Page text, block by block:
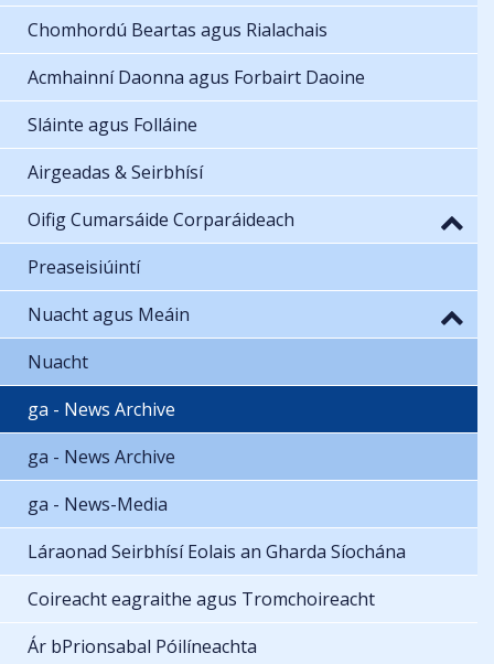
Chomhordú Beartas agus Rialachais
Acmhainní Daonna agus Forbairt Daoine
Sláinte agus Folláine
Airgeadas & Seirbhísí
Oifig Cumarsáide Corparáideach
Preaseisiúintí
Nuacht agus Meáin
Nuacht
ga - News Archive
ga - News Archive
ga - News-Media
Láraonad Seirbhísí Eolais an Gharda Síochána
Coireacht eagraithe agus Tromchoireacht
Ár bPrionsabal Póilíneachta